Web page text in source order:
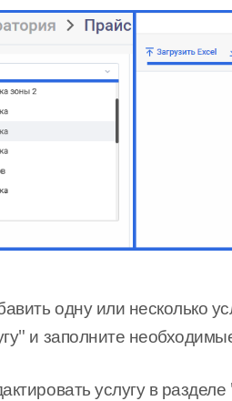
одну или несколько
и заполните
услугу в